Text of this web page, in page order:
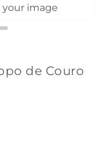
your image
de Couro